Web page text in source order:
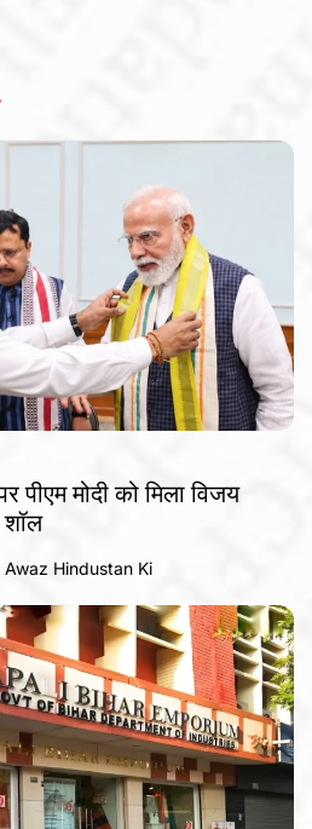
पीएम मोदी को मिला विजय
शॉल
Awaz Hindustan Ki